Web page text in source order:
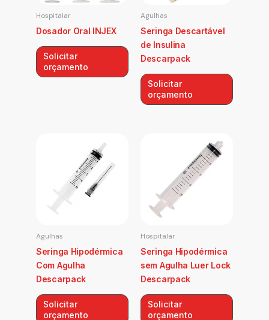
Hospitalar
Dosador Oral INJEX
Solicitar
orçamento
Agulhas
Seringa Descartável
de Insulina
Descarpack
Solicitar
orçamento
Agulhas
Seringa Hipodérmica
Com Agulha
Descarpack
Solicitar
orçamento
Hospitalar
Seringa Hipodérmica
sem Agulha Luer Lock
Descarpack
Solicitar
orçamento